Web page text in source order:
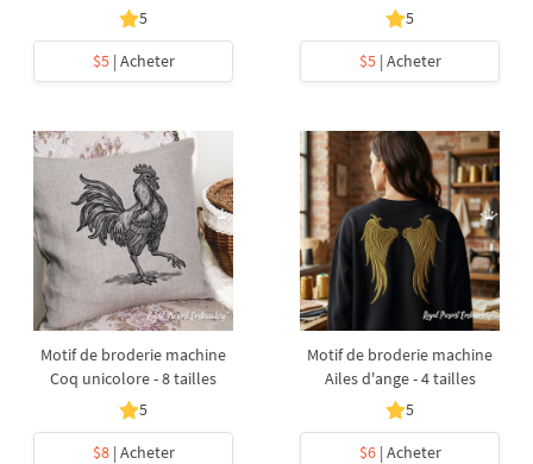
5
$5| Acheter
5
$5| Acheter
Motif de broderie machine
Coq unicolore - 8 tailles
5
$8| Acheter
Motif de broderie machine
Ailes d'ange - 4 tailles
5
$6| Acheter